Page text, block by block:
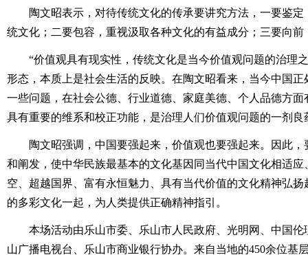
陶文昭表示，对待传统文化的传承要讲究方法，一要鉴定
统文化；二要包容，重视汲取各种文化的有益成分；三要向
“价值观具有现实性，传统文化是当今价值观问题的治理
形态，本质上是社会生活的反映。在陶文昭看来，当今中国
一些问题，在社会公德、行业道德、家庭美德、个人品德方
具有重要的维系和校正功能，是治理人们价值观问题的一剂良
陶文昭强调，中国要强起来，价值观也要强起来。因此，
和阐发，使中华民族最基本的文化基因同当代中国文化相适
空、超越国界、富有永恒魅力、具有当代价值的文化精神弘
的多彩文化一起，为人类提供正确精神指引。
本场活动由乐山市委、乐山市人民政府、光明网、中国伦
山广播电视台、乐山市商业银行协办。来自当地的450余位基